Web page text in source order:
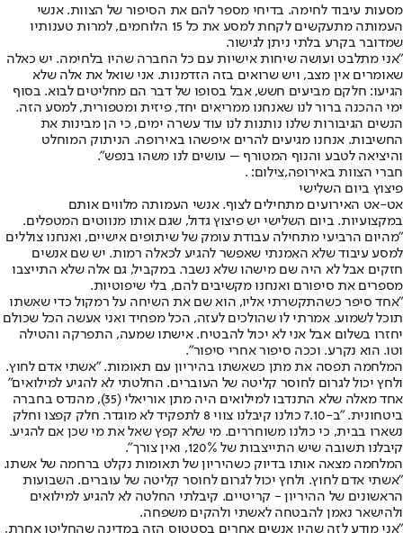
מסעות עיבוד לחימה. בדיחי מספר להם את הסיפור של הצוות. אנשי
העמותה מתעקשים לקחת למסע את כל 15 הלוחמים, למרות טענותיו
שמדובר בקרע בלתי ניתן לגישור.
"אני מתלבט ועושה שיחות אישיות עם כל החברה שהיו בלחימה. יש כאלה
שאומרים אין מצב, ויש שרואים בזה הזדמנות. אני שואל את אלה שלא
הגיעו: חלקם מביעים חשש, אבל בסופו של דבר הם מחליטים לבוא. בסוף
ימי ההכנה ברור לנו שאנחנו ממריאים יחד, פיזית ומטפורית, למסע הזה.
הנשים הגיבורות שלנו נותנות לנו עוד עשרה ימים, כי הן מבינות את
החשיבות. אנחנו מגיעים להרים איפשהו באירופה. הניתוק המוחלט
והיציאה לטבע והנוף המטורף – עושים לנו משהו בנפש".
חברי הצוות באירופה,צילום: .
פיצוץ ביום השלישי
אט-אט האירועים מתחילים לצוף. אנשי העמותה מלווים אותם
במקצועיות. ביום השלישי יש פיצוץ גדול, שגם אותו מנווטים המטפלים.
"מהיום הרביעי מתחילה עבודת עומק של שיתופים אישיים, ואנחנו צוללים
למסע עיבוד שלא האמנתי שאפשר להגיע לכאלה רמות. יש שם אנשים
חזקים אבל לא היה שם מישהו שלא נשבר. במקביל, גם אלה שלא התייצבו
מספרים את סיפורם ואנחנו מקשיבים להם, בלי שיפוטיות.
"אחד סיפר כשהתקשרתי אליו, הוא שם את השיחה על רמקול כדי שאשתו
תוכל לשמוע. אמרתי לו שהולכים לעזה, הכל מפחיד ואני אעשה הכל שכולם
יחזרו בשלום אבל אני לא יכול להבטיח. אישתו שמעה, התפרקה והטילה
וטו. הוא נקרע. וככה סיפור אחרי סיפור".
המלחמה תפסה את מתן כשאשתו בהיריון עם תאומות. "אשתי אדם לחוץ.
ולחץ יכול לגרום לחוסר קליטה של העוברים. החלטתי לא להגיע למילואים"
אחד מאלה שלא התנדבו למילואים היה מתן אוריאלי (35), מהנדס בחברה
ביטחונית. "ב-7.10 כולנו קיבלנו צווי 8 לתפקיד לא מוגדר. חלק קפצו וחלק
נשארו בבית, כי כולנו משוחררים. מי שלא קפץ שאל את מי שכן אם להגיע.
קיבלנו תשובה שיש התייצבות של 120%, ואין צורך".
המלחמה מצאה אותו בדיוק כשהיריון של תאומות נקלט ברחמה של אשתו.
"אשתי אדם לחוץ. ולחץ יכול לגרום לחוסר קליטה של עוברים. השבועות
הראשונים של ההיריון - קריטיים. קיבלתי החלטה לא להגיע למילואים
ולהישאר נאמן להבטחה לאשתי ולהקים משפחה.
"אני מודע לזה שהיו אנשים אחרים בסטטוס הזה במדינה שהחליטו אחרת,